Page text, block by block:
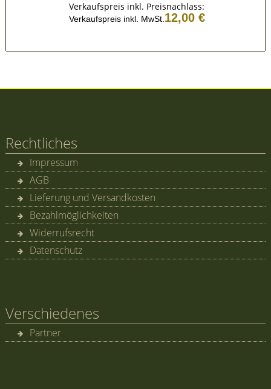
Verkaufspreis inkl. Preisnachlass:
Verkaufspreis inkl. MwSt. 12,00 €
Rechtliches
Impressum
AGB
Lieferung und Versandkosten
Bezahlmöglichkeiten
Widerrufsrecht
Datenschutz
Verschiedenes
Partner